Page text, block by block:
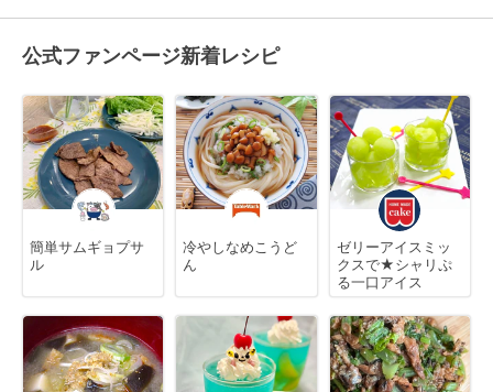
公式ファンページ新着レシピ
簡単サムギョプサ
ル
冷やしなめこうど
ん
ゼリーアイスミッ
クスで★シャリぷ
る一口アイス